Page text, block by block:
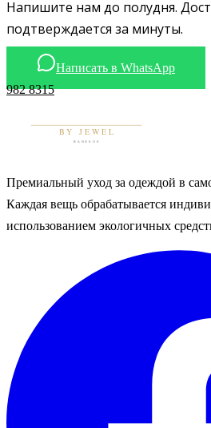
Напишите нам до полудня.
подтверждается за минуты.
Написать в WhatsApp
982 8315
Премиальный уход за одеждой в
Каждая вещь обрабатывается
использованием экологичных